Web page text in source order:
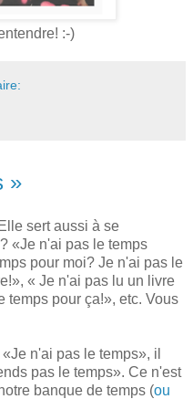
:-)
»
sert aussi à se
«Je n'ai pas le temps
pour moi? Je n'ai pas le
« Je n'ai pas lu un livre
temps pour ça!», etc. Vous
n'ai pas le temps», il
pas le temps». Ce n'est
banque de temps (ou